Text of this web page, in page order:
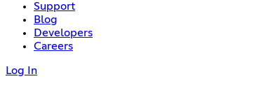
Support
Blog
Developers
Careers
Log In